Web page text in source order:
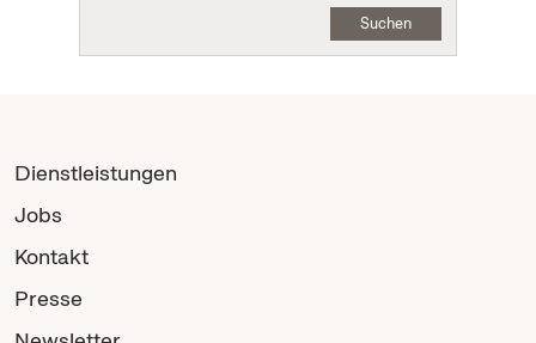
Suchen
Dienstleistungen
Jobs
Kontakt
Presse